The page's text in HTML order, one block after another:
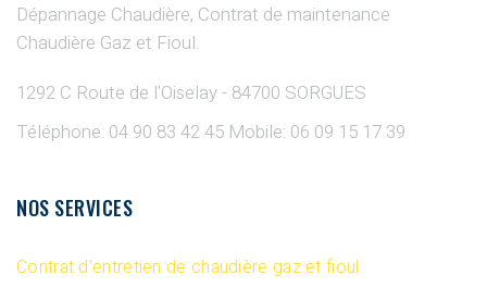
Dépannage Chaudière, Contrat de maintenance
Chaudière Gaz et Fioul.
1292 C Route de l'Oiselay - 84700 SORGUES
Téléphone: 04 90 83 42 45 Mobile: 06 09 15 17 39
NOS SERVICES
Contrat d'entretien de chaudière gaz et fioul